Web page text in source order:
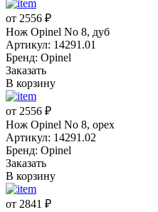
от 2556 ₽
Нож Opinel No 8, дуб
Артикул: 14291.01
Бренд: Opinel
Заказать
В корзину
от 2556 ₽
Нож Opinel No 8, орех
Артикул: 14291.02
Бренд: Opinel
Заказать
В корзину
от 2841 ₽